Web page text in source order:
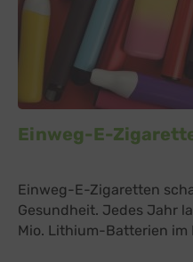
Einweg-E-
Einweg-E-Zigaretten
Gesundheit. Jedes Jahr
Mio. Lithium-Batterien im